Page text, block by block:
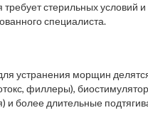
требует стерильных условий и
специалиста.
устранения морщин
филлеры),
и более длительные